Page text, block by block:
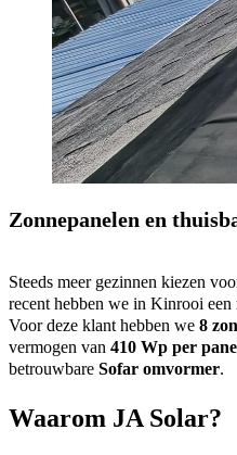
Zonnepanelen en
Steeds meer gezinnen kiezen
recent hebben we in Kinrooi een
Voor deze klant hebben we 8
vermogen van 410 Wp per
betrouwbare Sofar omvormer.
Waarom JA Solar?